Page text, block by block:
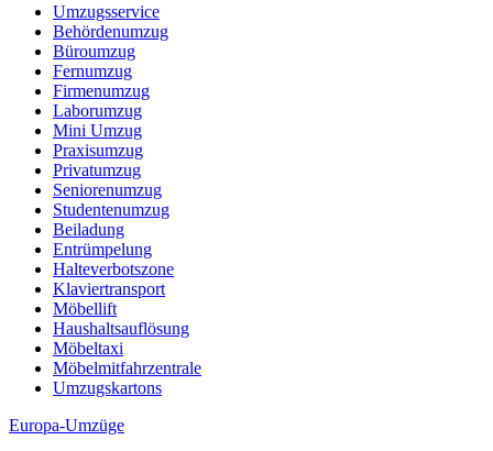
Umzugsservice
Behördenumzug
Büroumzug
Fernumzug
Firmenumzug
Laborumzug
Mini Umzug
Praxisumzug
Privatumzug
Seniorenumzug
Studentenumzug
Beiladung
Entrümpelung
Halteverbotszone
Klaviertransport
Möbellift
Haushaltsauflösung
Möbeltaxi
Möbelmitfahrzentrale
Umzugskartons
Europa-Umzüge